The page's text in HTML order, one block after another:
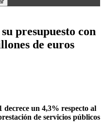
presupuesto con
de euros
un 4,3% respecto al
de servicios públicos